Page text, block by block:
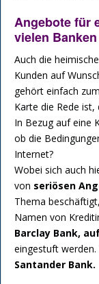
Angebote für
vielen Banken
Auch die
Kunden auf
gehört einfach
Karte die Rede
In Bezug auf eine
ob die
Internet?
Wobei sich auch
von seriösen
Thema
Namen von
Barclay Bank,
eingestuft
Santander Bank.